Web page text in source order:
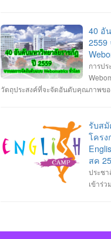
เทคโนโลยี 5G นั้นจะมีการพัฒนาปร
ทั้งความเร็วสูงสุดที่มากกว่า รองรับ
เดียวกันมากขึ้น มีความเสถียรในการ
พลังงานมากขึ้น ตอบสนองได้เร็วขึ้น
หลายมากขึ้นด้วยเช่นกัน 2. AI กับหุ่น
ใช้เป็นฟีเจอร์ต่าง ๆ ในมือถือมาสักร
เอง โดยไม่ต้องรอคำสั่งการจากมนุ
ไฟฟ้าในบ้านและอุปกรณ์ต่าง ๆ ในชี
ตัวก็จะแพร่หลายมากยิ่งขึ้นด้วยเช่น
Automation คือระบบอัตโนมัติที่ใช้อุ
แทนมนุษย์ ซึ่งในปี 2020 เราอาจจ
สะดวกในชีวิตประจำวันมากยิ่งขึ้น
รัฐมนตรีว่าการศธ. เป็นประธาน มีม
พ.ร.บ.สภาครูและบุคลากรทางการศึ
แก้ไขรายละเอียดและเตรียมเสนอร่
ประชุมคณะกรรมการคุรุสภา พิจารณ
สำคัญที่ปรับแก้ จะมีปัญหาและอุปสร
ลักษณ์ของกรรมการคุรุสภา ไม่ส่งผล
คุรุสภาไม่สมดุล และมีที่มาไม่โปร่ง
ชัดเจนในอำนาจหน้าที่ของคณะกร
มาตรฐานวิชาชีพ (กมว.) ดังนั้น จึงเ
สัดส่วนกรรมการคุรุสภาให้เหมาะสม
ตัวแทนจากทุกภาคส่วนตามหลักขอ
คุณสมบัติของกรรมการไม่เกิน 70 ปี
http://www.kruwandee.com/news-
40 อั
2559
การป
วัตถุประสงค์ที่จะจัดอันดับคุณภาพข
ทางวิชาการที่เผยแพร่บนอินเตอร์เ
การตีพิมพ์ผลงานวิจัยและการอ้างอิ
เรียกว่า bibliometric indicators เ
ความสามารถในการเป็น "มหาวิทยา
รับส
โครง
สค
ประช
เข้าร่
สารสนเทศติดต่อรับใบสมัครได้ที่อา